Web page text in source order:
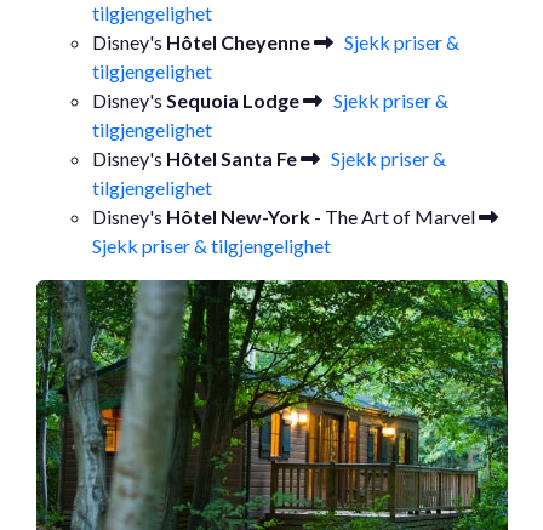
tilgjengelighet
Disney's Hôtel Cheyenne
Sjekk priser &
tilgjengelighet
Disney's Sequoia Lodge
Sjekk priser &
tilgjengelighet
Disney's Hôtel Santa Fe
Sjekk priser &
tilgjengelighet
Disney's Hôtel New-York - The Art of Marvel
Sjekk priser & tilgjengelighet